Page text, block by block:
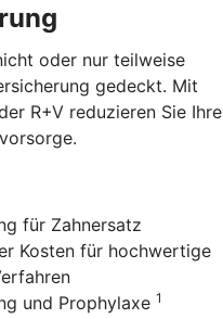
oder nur teilweise
gedeckt. Mit
R+V reduzieren Sie Ihre
für Zahnersatz
Kosten für hochwertige
und Prophylaxe 1